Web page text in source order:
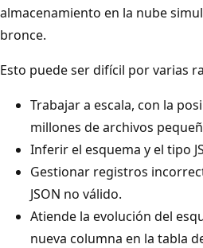
almacenamiento en la nube
bronce.
Esto puede ser difícil por varias
Trabajar a escala, con la
millones de archivos
Inferir el esquema y el tipo
Gestionar registros
JSON no válido.
Atiende la evolución del
nueva columna en la tabla